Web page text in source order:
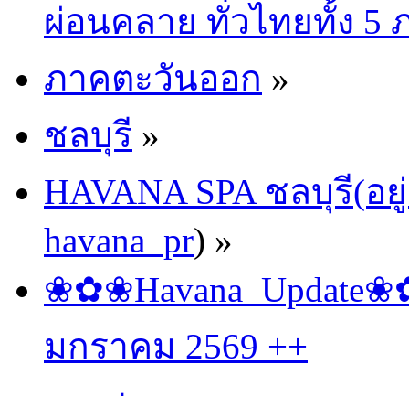
ผ่อนคลาย ทั่วไทยทั้ง 5
ภาคตะวันออก »
ชลบุรี »
HAVANA SPA ชลบุรี(
havana_pr) »
มกราคม 2569 ++